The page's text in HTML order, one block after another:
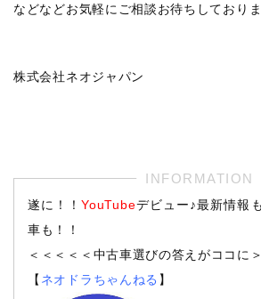
などなどお気軽にご相談お待ちしており
株式会社ネオジャパン
遂に！！YouTubeデビュー♪最新情報
車も！！
＜＜＜＜＜中古車選びの答えがココに
【 ネオドラちゃんねる 】